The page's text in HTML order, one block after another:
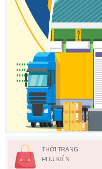
THỜI TRANG
PHỤ KIỆN